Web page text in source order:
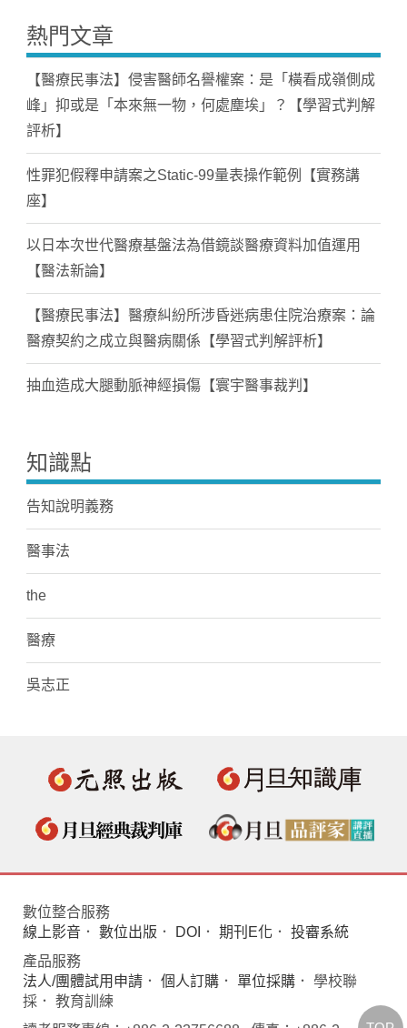
熱門文章
【醫療民事法】侵害醫師名譽權案：是「橫看成嶺側成
峰」抑或是「本來無一物，何處塵埃」？【學習式判解
評析】
性罪犯假釋申請案之Static-99量表操作範例【實務講
座】
以日本次世代醫療基盤法為借鏡談醫療資料加值運用
【醫法新論】
【醫療民事法】醫療糾紛所涉昏迷病患住院治療案：論
醫療契約之成立與醫病關係【學習式判解評析】
抽血造成大腿動脈神經損傷【寰宇醫事裁判】
知識點
告知說明義務
醫事法
the
醫療
吳志正
數位整合服務
線上影音 ． 數位出版 ． DOI ． 期刊E化 ． 投審系統
產品服務
法人/團體試用申請 ． 個人訂購 ． 單位採購 ． 學校聯
採． 教育訓練